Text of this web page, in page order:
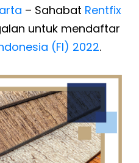
– Sahabat Rentfix
untuk mendaftar
(FI) 2022.